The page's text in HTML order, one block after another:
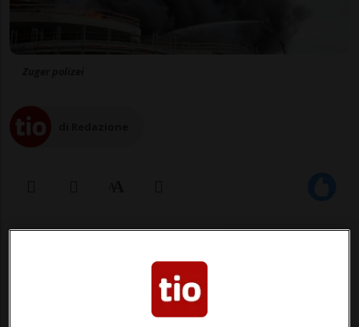
22 dic 2022 - 19:06
BAAR - Nel pomeriggio di giovedì, un
edificio in costruzione a Baar è stato